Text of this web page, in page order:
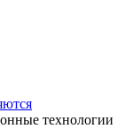
технологии